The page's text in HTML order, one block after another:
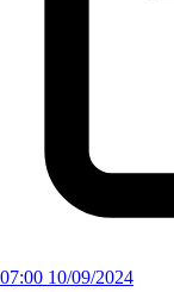
07:00 10/09/2024